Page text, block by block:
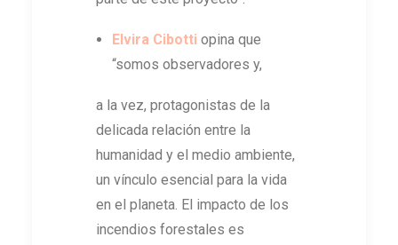
Elvira Cibotti opina que
“somos observadores y,
a la vez, protagonistas de la
delicada relación entre la
humanidad y el medio ambiente,
un vínculo esencial para la vida
en el planeta. El impacto de los
incendios forestales es